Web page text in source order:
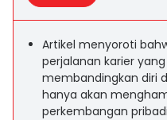
Artikel menyoroti
perjalanan karier
membandingkan diri
hanya akan
perkembangan